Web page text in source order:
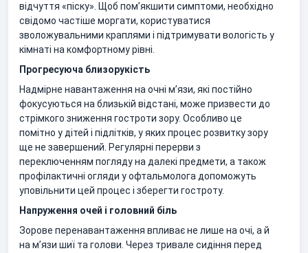
відчуття «піску». Щоб пом’якшити симптоми, необхідно
свідомо частіше моргати, користуватися
зволожувальними краплями і підтримувати вологість у
кімнаті на комфортному рівні.
Прогресуюча близорукість
Надмірне навантаження на очні м’язи, які постійно
фокусуються на близькій відстані, може призвести до
стрімкого зниження гостроти зору. Особливо це
помітно у дітей і підлітків, у яких процес розвитку зору
ще не завершений. Регулярні перерви з
переключенням погляду на далекі предмети, а також
профілактичні огляди у офтальмолога допоможуть
уповільнити цей процес і зберегти гостроту.
Напруження очей і головний біль
Зорове перенавантаження впливає не лише на очі, а й
на м’язи шиї та голови. Через тривале сидіння перед